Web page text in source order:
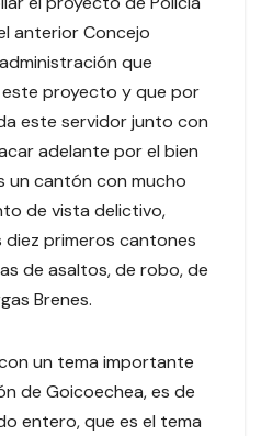
anterior Concejo
que
proyecto y que por
este servidor junto con
adelante por el bien
un cantón con mucho
de vista delictivo,
primeros cantones
de asaltos, de robo, de
Brenes.
un tema importante
de Goicoechea, es de
entero, que es el tema